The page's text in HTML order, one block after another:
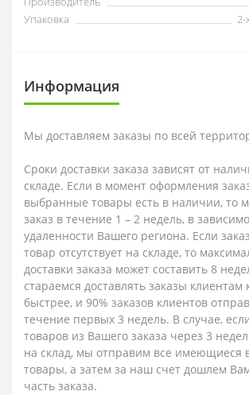
Упаковка
Информация
Мы доставляем заказы по всей
Сроки доставки заказа зависят от
складе. Если в момент оформления
выбранные товары есть в наличии, то
заказ в течение 1 – 2 недель, в
удаленности Вашего региона. Если
товар отсутствует на складе, то
доставки заказа может составить 8
стараемся доставлять заказы клиентам
быстрее, и 90% заказов клиентов
течение первых 3 недель. В случае,
товаров из Вашего заказа через 3
на склад, мы отправим все имеющиеся
товары, а затем за наш счет дошлем
часть заказа.